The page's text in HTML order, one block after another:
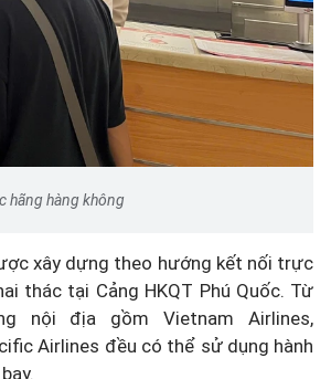
hãng hàng không
xây dựng theo hướng kết nối trực
thác tại Cảng HKQT Phú Quốc. Từ
nội địa gồm Vietnam Airlines,
Airlines đều có thể sử dụng hành
Nội